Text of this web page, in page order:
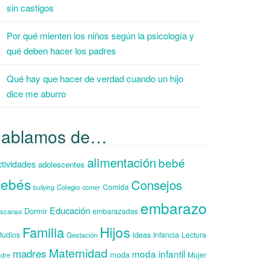
sin castigos
Por qué mienten los niños según la psicología y
qué deben hacer los padres
Qué hay que hacer de verdad cuando un hijo
dice me aburro
de…
adolescentes alimentación bebé
bullying Colegio comer Comida Consejos
Dormir Educación embarazadas embarazo
Familia Gestación Hijos ideas Infancia Lectura
madres Maternidad moda moda infantil Mujer